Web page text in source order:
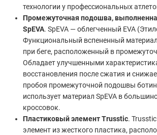
технологии у профессиональных
Промежуточная подошва,
SpEVA. SpEVA — облегченный EVA
Функциональный вспененный
при беге, расположенный в
Обладает улучшенными
восстановления после сжатия и
пробоя промежуточной подошвы
использует материал SpEVA в
кроссовок.
Пластиковый элемент Trusstic.
элемент из жесткого пластика,